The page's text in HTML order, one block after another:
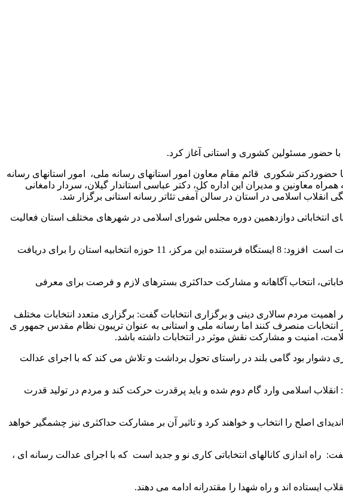
حضوردکتر شکوری قائم مقام معاون امور استانهای رسانه ملی، امور استانهای رسانه
معاونین و مدیران این اداره کل، دکتر عباسی استاندار گیلان، سردار دامغانی
اسلامی در استان در سالن آمفی تئاتر رسانه استانی برگزار شد.
انتخاباتی دوازدهمین دوره مجلس شورای اسلامی در شهرهای مختلف استان فعالیت
وی با بیان اینکه کانالهای محلی انتخابات گیلان از طریق کانالهای فرکانسی فرستنده های صدا و سیمای گیلان قابل دریافت است افزود: 8 ایستگاه فرستنده این مرکز، 11 حوزه انتخابیه استان را برای دریافت
انتخاب آگاهانه و مشارکت حداکثری بسترهای لازم و فرصت برای معرفی
مردم سالاری دینی و برگزاری انتخابات گفت: برگزاری متعدد انتخابات مختلف
منصرف کنند اما رسانه ملی و استانی به عنوان تریبون نظام مقدس جمهور ی
امنیت و مشارکت نقش موثر در انتخابات داشته باشد.
کار خود را با سند تحول آغاز کرد و با راه اندازی 200 کانال انتخاباتی که کاری دشوار بود گامی بلند در راستای تحول برداشت و تلاش می کند که با اجرای عدالت
اسلامی وارد گام دوم شده و باید پرقدرت حرکت کند و مردم در تولید قدرت
اصلح را انتخاب و خواهند کرد و تاثیر آن بر مشارکت حداکثری نیز چشمگیر خواهد
راه اندازی کانالهای انتخاباتی کاری نو و جدید است که با اجرای عدالت رسانه ای ،
اند و راه شهدا را مقتدرانه ادامه می دهند.